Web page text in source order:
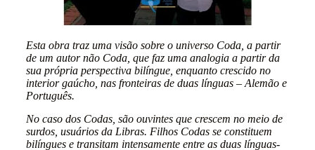
Esta obra traz uma visão sobre o universo Coda, a partir
de um autor não Coda, que faz uma analogia a partir da
sua própria perspectiva bilíngue, enquanto crescido no
interior gaúcho, nas fronteiras de duas línguas – Alemão e
Português.
No caso dos Codas, são ouvintes que crescem no meio de
surdos, usuários da Libras. Filhos Codas se constituem
bilíngues e transitam intensamente entre as duas línguas-